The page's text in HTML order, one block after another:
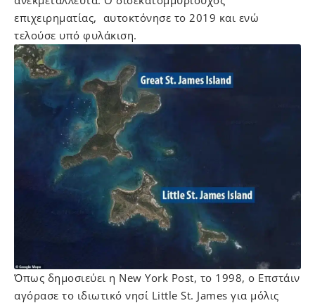
επιχειρηματίας, αυτοκτόνησε το 2019 και ενώ
τελούσε υπό φυλάκιση.
Όπως δημοσιεύει η New York Post, το 1998, o Επστάιν
αγόρασε το ιδιωτικό νησί Little St. James για μόλις